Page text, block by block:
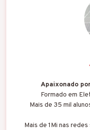
Apaixonado
Formado em
Mais de 35 mil
Mais de 1Mi nas